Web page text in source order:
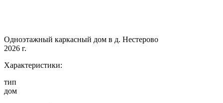
Одноэтажный каркасный дом в д. Нестерово
2026 г.
Характеристики:
тип
дом